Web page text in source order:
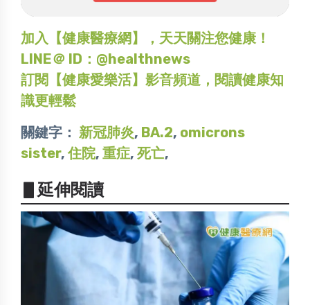
加入【健康醫療網】，天天關注您健康！
LINE＠ ID：@healthnews
訂閱【健康愛樂活】影音頻道，閱讀健康知
識更輕鬆
關鍵字： 新冠肺炎, BA.2, omicrons
sister,住院, 重症, 死亡,
▋延伸閱讀